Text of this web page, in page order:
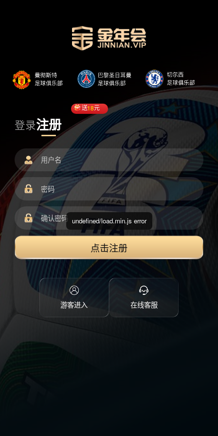
登录注册
送18元
点击注册
游客进入 在线客服
undefined/load.min.js error